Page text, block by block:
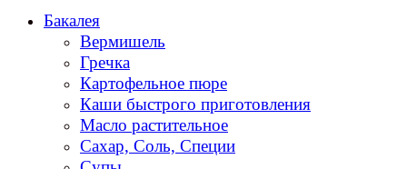
Бакалея
Вермишель
Гречка
Картофельное пюре
Каши быстрого приготовления
Масло растительное
Сахар, Соль, Специи